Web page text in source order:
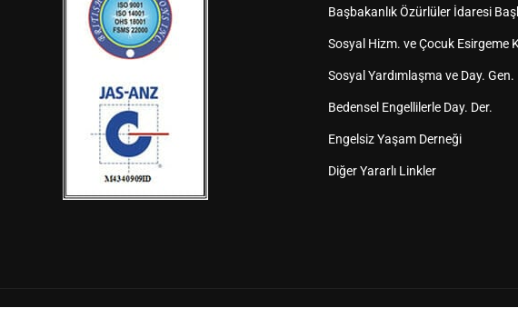
Başbakanlık Özürlüler İdaresi
Sosyal Hizm. ve Çocuk Esirgeme
Sosyal Yardımlaşma ve Day.
Bedensel Engellilerle Day. Der.
Engelsiz Yaşam Derneği
Diğer Yararlı Linkler